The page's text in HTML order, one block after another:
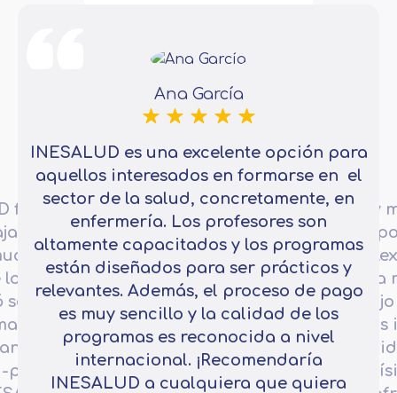
fue
en
la
seguir
del
Ana García
INESALUD es una excelente opción para
aquellos interesados en formarse en el
sector de la salud, concretamente, en
enfermería. Los profesores son
altamente capacitados y los programas
están diseñados para ser prácticos y
relevantes. Además, el proceso de pago
es muy sencillo y la calidad de los
programas es reconocida a nivel
internacional. ¡Recomendaría
INESALUD a cualquiera que quiera
Estoy
La
para
trabajo